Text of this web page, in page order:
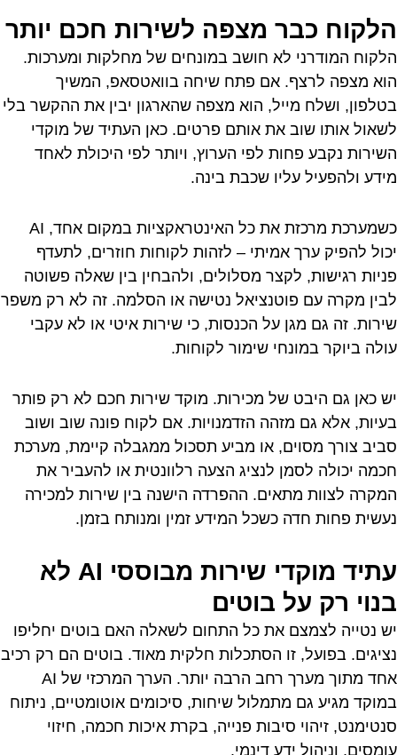
הלקוח כבר מצפה לשירות חכם יותר
הלקוח המודרני לא חושב במונחים של מחלקות ומערכות.
הוא מצפה לרצף. אם פתח שיחה בוואטסאפ, המשיך
בטלפון, ושלח מייל, הוא מצפה שהארגון יבין את ההקשר בלי
לשאול אותו שוב את אותם פרטים. כאן העתיד של מוקדי
השירות נקבע פחות לפי הערוץ, ויותר לפי היכולת לאחד
מידע ולהפעיל עליו שכבת בינה.
כשמערכת מרכזת את כל האינטראקציות במקום אחד, AI
יכול להפיק ערך אמיתי – לזהות לקוחות חוזרים, לתעדף
פניות רגישות, לקצר מסלולים, ולהבחין בין שאלה פשוטה
לבין מקרה עם פוטנציאל נטישה או הסלמה. זה לא רק משפר
שירות. זה גם מגן על הכנסות, כי שירות איטי או לא עקבי
עולה ביוקר במונחי שימור לקוחות.
יש כאן גם היבט של מכירות. מוקד שירות חכם לא רק פותר
בעיות, אלא גם מזהה הזדמנויות. אם לקוח פונה שוב ושוב
סביב צורך מסוים, או מביע תסכול ממגבלה קיימת, מערכת
חכמה יכולה לסמן לנציג הצעה רלוונטית או להעביר את
המקרה לצוות מתאים. ההפרדה הישנה בין שירות למכירה
נעשית פחות חדה כשכל המידע זמין ומנותח בזמן.
עתיד מוקדי שירות מבוססי AI לא
בנוי רק על בוטים
יש נטייה לצמצם את כל התחום לשאלה האם בוטים יחליפו
נציגים. בפועל, זו הסתכלות חלקית מאוד. בוטים הם רק רכיב
אחד מתוך מערך רחב הרבה יותר. הערך המרכזי של AI
במוקד מגיע גם מתמלול שיחות, סיכומים אוטומטיים, ניתוח
סנטימנט, זיהוי סיבות פנייה, בקרת איכות חכמה, חיזוי
עומסים, וניהול ידע דינמי.